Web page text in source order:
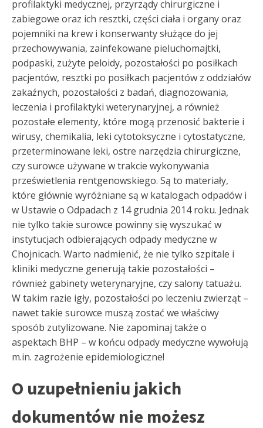
profilaktyki medycznej, przyrządy chirurgiczne i
zabiegowe oraz ich resztki, części ciała i organy oraz
pojemniki na krew i konserwanty służące do jej
przechowywania, zainfekowane pieluchomajtki,
podpaski, zużyte peloidy, pozostałości po posiłkach
pacjentów, resztki po posiłkach pacjentów z oddziałów
zakaźnych, pozostałości z badań, diagnozowania,
leczenia i profilaktyki weterynaryjnej, a również
pozostałe elementy, które mogą przenosić bakterie i
wirusy, chemikalia, leki cytotoksyczne i cytostatyczne,
przeterminowane leki, ostre narzędzia chirurgiczne,
czy surowce używane w trakcie wykonywania
prześwietlenia rentgenowskiego. Są to materiały,
które głównie wyróżniane są w katalogach odpadów i
w Ustawie o Odpadach z 14 grudnia 2014 roku. Jednak
nie tylko takie surowce powinny się wyszukać w
instytucjach odbierających odpady medyczne w
Chojnicach. Warto nadmienić, że nie tylko szpitale i
kliniki medyczne generują takie pozostałości –
również gabinety weterynaryjne, czy salony tatuażu.
W takim razie igły, pozostałości po leczeniu zwierząt –
nawet takie surowce muszą zostać we właściwy
sposób zutylizowane. Nie zapominaj także o
aspektach BHP – w końcu odpady medyczne wywołują
m.in. zagrożenie epidemiologiczne!
O uzupełnieniu jakich
dokumentów nie możesz